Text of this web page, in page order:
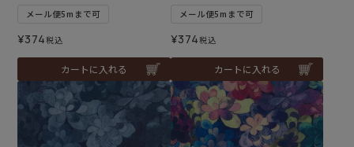
メール便5mまで可
¥374税込
カートに入れる
メール便5mまで可
¥374税込
カートに入れる